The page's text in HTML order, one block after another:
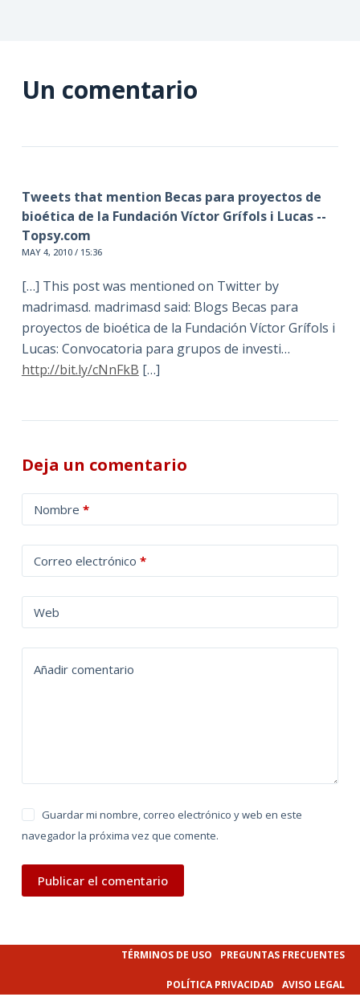
Un comentario
Tweets that mention Becas para proyectos de
bioética de la Fundación Víctor Grífols i Lucas --
Topsy.com
MAY 4, 2010 / 15:36
[…] This post was mentioned on Twitter by
madrimasd. madrimasd said: Blogs Becas para
proyectos de bioética de la Fundación Víctor Grífols i
Lucas: Convocatoria para grupos de investi…
http://bit.ly/cNnFkB […]
Deja un comentario
Nombre *
Correo electrónico *
Web
Añadir comentario
Guardar mi nombre, correo electrónico y web en este
navegador la próxima vez que comente.
Publicar el comentario
l
t
a
t
TÉRMINOS DE USO PREGUNTAS FRECUENTES
POLÍTICA PRIVACIDAD AVISO LEGAL